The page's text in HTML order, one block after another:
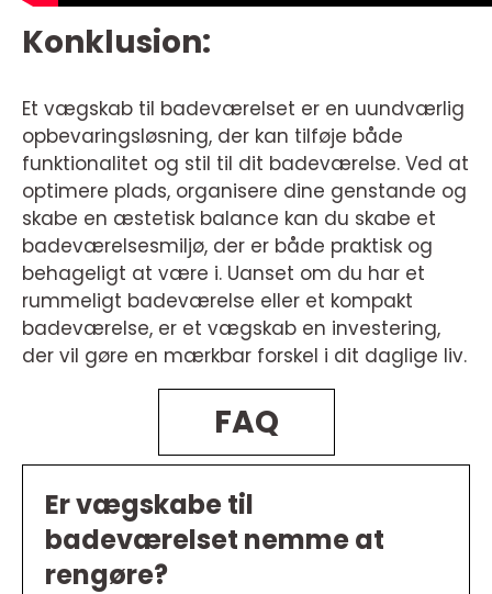
Konklusion:
Et vægskab til badeværelset er en uundværlig
opbevaringsløsning, der kan tilføje både
funktionalitet og stil til dit badeværelse. Ved at
optimere plads, organisere dine genstande og
skabe en æstetisk balance kan du skabe et
badeværelsesmiljø, der er både praktisk og
behageligt at være i. Uanset om du har et
rummeligt badeværelse eller et kompakt
badeværelse, er et vægskab en investering,
der vil gøre en mærkbar forskel i dit daglige liv.
FAQ
Er vægskabe til
badeværelset nemme at
rengøre?